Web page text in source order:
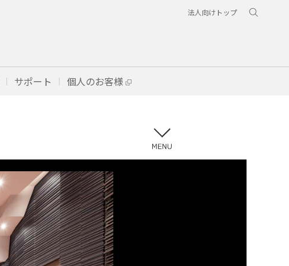
法人向けトップ
サポート 個人のお客様